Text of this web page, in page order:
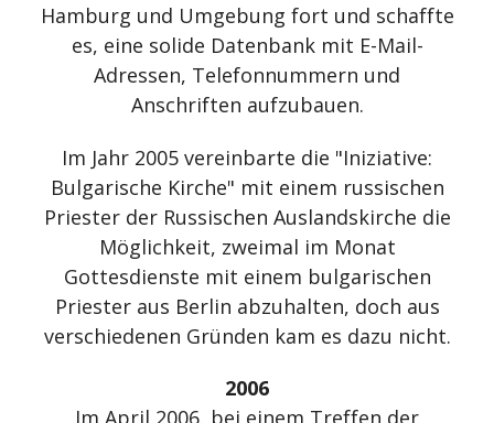
Hamburg und Umgebung fort und schaffte
es, eine solide Datenbank mit E-Mail-
Adressen, Telefonnummern und
Anschriften aufzubauen.
Im Jahr 2005 vereinbarte die "Iniziative:
Bulgarische Kirche" mit einem russischen
Priester der Russischen Auslandskirche die
Möglichkeit, zweimal im Monat
Gottesdienste mit einem bulgarischen
Priester aus Berlin abzuhalten, doch aus
verschiedenen Gründen kam es dazu nicht.
2006